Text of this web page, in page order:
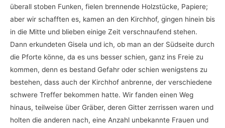
überall stoben Funken, fielen brennende Holzstücke, Papiere;
aber wir schafften es, kamen an den Kirchhof, gingen hinein bis
in die Mitte und blieben einige Zeit verschnaufend stehen.
Dann erkundeten Gisela und ich, ob man an der Südseite durch
die Pforte könne, da es uns besser schien, ganz ins Freie zu
kommen, denn es bestand Gefahr oder schien wenigstens zu
bestehen, dass auch der Kirchhof anbrenne, der verschiedene
schwere Treffer bekommen hatte. Wir fanden einen Weg
hinaus, teilweise über Gräber, deren Gitter zerrissen waren und
holten die anderen nach, eine Anzahl unbekannte Frauen und